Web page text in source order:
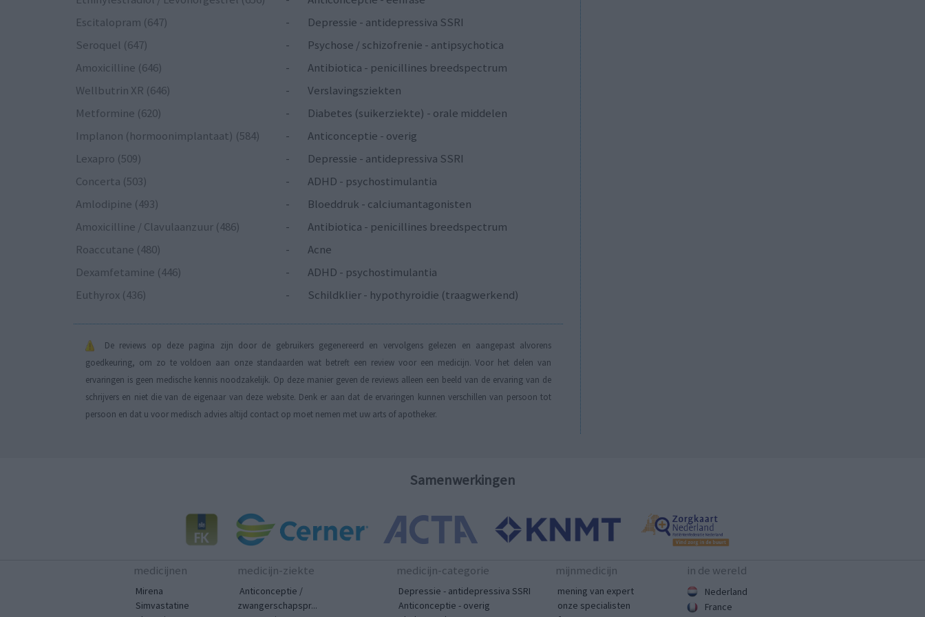
Escitalopram (647)
-
Depressie - antidepressiva SSRI
Seroquel (647)
-
Psychose / schizofrenie - antipsychotica
Amoxicilline (646)
-
Antibiotica - penicillines breedspectrum
Wellbutrin XR (646)
-
Verslavingsziekten
Metformine (620)
-
Diabetes (suikerziekte) - orale middelen
Implanon (hormoonimplantaat) (584)
-
Anticonceptie - overig
Lexapro (509)
-
Depressie - antidepressiva SSRI
Concerta (503)
-
ADHD - psychostimulantia
Amlodipine (493)
-
Bloeddruk - calciumantagonisten
Amoxicilline / Clavulaanzuur (486)
-
Antibiotica - penicillines breedspectrum
Roaccutane (480)
-
Acne
Dexamfetamine (446)
-
ADHD - psychostimulantia
Euthyrox (436)
- Schildklier - hypothyroidie (traagwerkend)
De reviews op deze pagina zijn door de gebruikers gegenereerd en vervolgens gelezen en aangepast alvorens
goedkeuring, om zo te voldoen aan onze standaarden wat betreft een review voor een medicijn. Voor het delen van
ervaringen is geen medische kennis noodzakelijk. Op deze manier geven de reviews alleen een beeld van de ervaring van de
schrijvers en niet die van de eigenaar van deze website. Denk er aan dat de ervaringen kunnen verschillen van persoon tot
persoon en dat u voor medisch advies altijd contact op moet nemen met uw arts of apotheker.
Samenwerkingen
medicijnen
Mirena
Simvastatine
medicijn-ziekte
Anticonceptie /
zwangerschapspr...
medicijn-categorie
Depressie - antidepressiva SSRI
Anticonceptie - overig
mijnmedicijn
mening van expert
onze specialisten
in de wereld
Nederland
France